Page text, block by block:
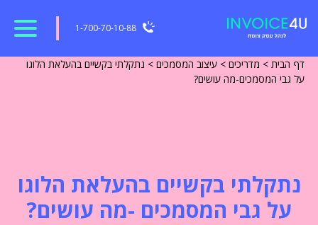
1-700-70-10-88
דף הבית > מדריכים > עיצוב המסמכים > נתקלתי בקשיים בהעלאת הלוגו
על גבי המסמכים-מה עושים?
נתקלתי בקשיים בהעלאת הלוגו
על גבי המסמכים -מה עושים?